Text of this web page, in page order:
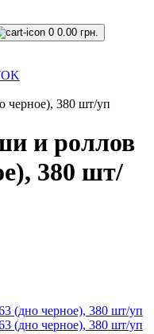
0 0.00 грн.
черное), 380 шт/уп
и роллов
380 шт/